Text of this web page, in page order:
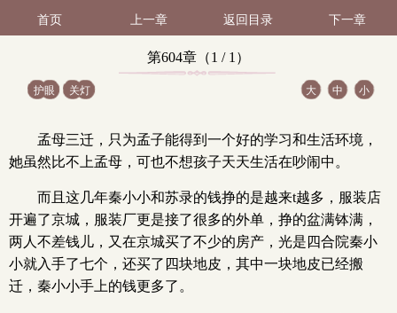
首页 上一章 返回目录 下一章
第604章（1 / 1）
护眼 关灯 大 中 小
孟母三迁，只为孟子能得到一个好的学习和生活环境，
她虽然比不上孟母，可也不想孩子天天生活在吵闹中。
而且这几年秦小小和苏录的钱挣的是越来t越多，服装店
开遍了京城，服装厂更是接了很多的外单，挣的盆满钵满，
两人不差钱儿，又在京城买了不少的房产，光是四合院秦小
小就入手了七个，还买了四块地皮，其中一块地皮已经搬
迁，秦小小手上的钱更多了。